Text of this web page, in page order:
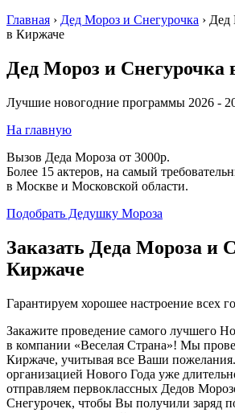
Главная › Дед Мороз и Снегурочка › Дед
в Киржаче
Дед Мороз и Снегурочка
Лучшие новогодние программы 2026 -
На главную
Вызов Деда Мороза от 3000р.
Более 15 актеров, на самый
в Москве и Московской области.
Подобрать Дедушку Мороза
Заказать Деда Мороза и
Киржаче
Гарантируем хорошее настроение всех
Закажите проведение самого лучшего
в компании «Веселая Страна»! Мы
Киржаче, учитывая все Ваши
организацией Нового Года уже
отправляем первоклассных Дедов
Снегурочек, чтобы Вы получили заряд